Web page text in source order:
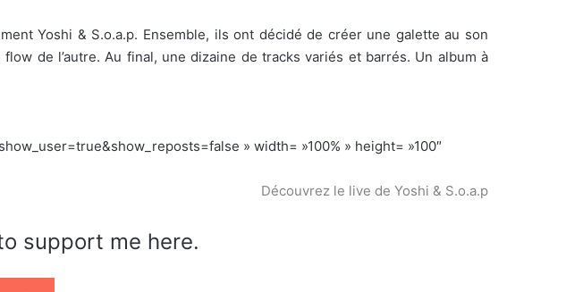
Yoshi & S.o.a.p. Ensemble, ils ont décidé de créer une galette au son
de l’autre. Au final, une dizaine de tracks variés et barrés. Un album à
» width= »100% » height= »100″
Découvrez le live de Yoshi & S.o.a.p
support me here.